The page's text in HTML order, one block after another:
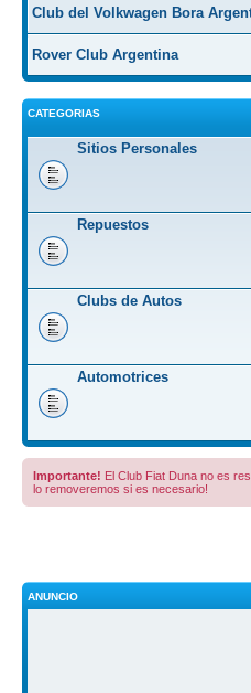
Club del Volkwagen Bora
Rover Club Argentina
CATEGORIAS
Sitios Personales
Repuestos
Clubs de Autos
Automotrices
Importante! El Club Fiat Duna no es
lo removeremos si es necesario!
ANUNCIO